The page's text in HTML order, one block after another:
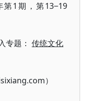
1期，第13‒19
专题：传统文化
）